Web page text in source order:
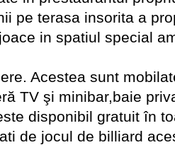
pe terasa insorita a
in spatiul special
Acestea sunt
TV şi minibar,baie
disponibil gratuit în
de jocul de billiard